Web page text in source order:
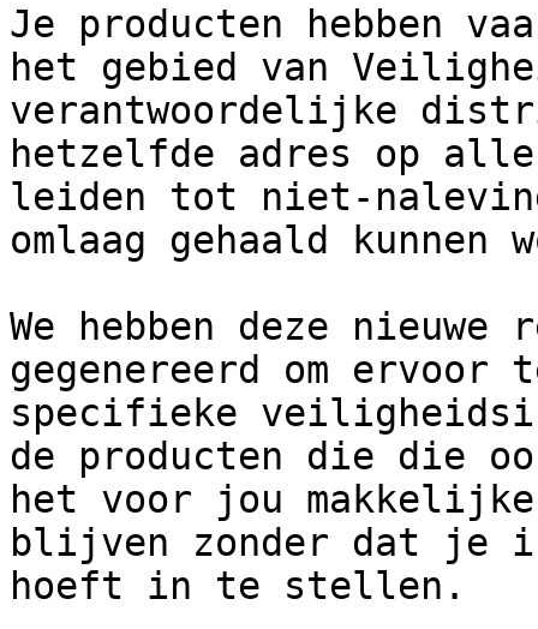
Je producten hebben
het gebied van
verantwoordelijke
hetzelfde adres op
leiden tot niet-
omlaag gehaald kunnen
We hebben deze nieuwe
gegenereerd om
specifieke
de producten die die
het voor jou
blijven zonder dat je
hoeft in te stellen.